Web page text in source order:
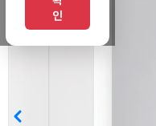
인